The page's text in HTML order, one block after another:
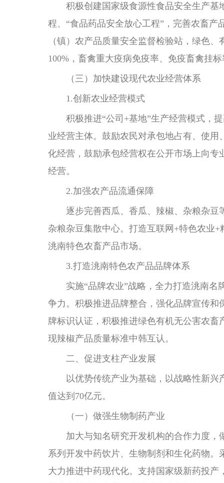
积极创建国家级食源性食品安全生产基地
程、“食品药品安全放心工程”，完善农畜
（镇）农产品质量安全监督检验站，绿色
100%，畜禽重大疫病免疫率、免疫畜禽挂
（三）加快建设现代农业经营体系
1.创新农业经营模式
积极推进“公司+基地”生产经营模式，提
业经营主体。鼓励农民对承包地占有、使
化经营，鼓励承包经营权在公开市场上向
经营。
2.加强农产品流通保障
逐步完善西瓜、香瓜、辣椒、杂粮杂豆
杂粮杂豆集散中心。打造互联网+特色农业
洮南特色农畜产品市场。
3.打造洮南特色农产品品牌体系
实施“品牌农业”战略，全力打造洮南名
争力。积极推进品牌整合，强化品牌宣传
牌标识认证，积极推进绿色有机无公害农
现辣椒产品质量标准中韩互认。
二、促进支柱产业发展
以优势传统产业为基础，以战略性新兴
值达到70亿元。
（一）做强生物制药产业
加大与知名研究开发机构的合作力度，
系列开发中药饮片、生物制剂和生化药物
大力推进中药现代化。支持国家级新药投